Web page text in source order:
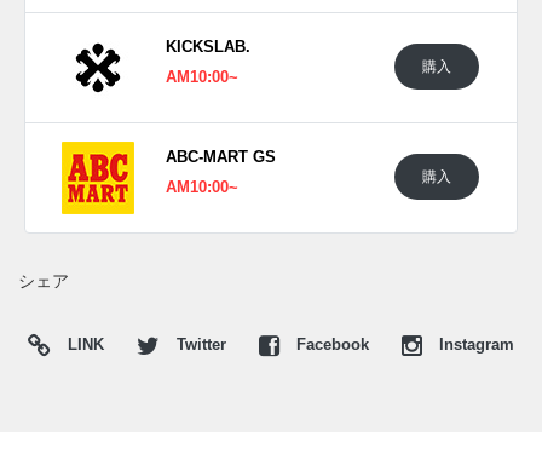
いる。
日本国内では2026年1月16日にアディダス取扱店にて発売予
定。価格は19,800円 (税込)。また新たな情報が入り次算、ス
ニーカーウォーズのXやFacebook などで報告したい。
FTWWHT/CBLACK/DSHGRY (JR1912)
KICKSLAB.
AM10:00~
購入
ABC-MART GS
AM10:00~
購入
シェア
LINK Twitter Facebook Instagram